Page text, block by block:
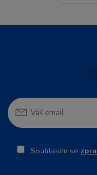
Souhlasím se